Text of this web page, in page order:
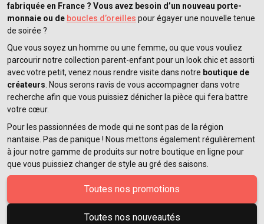
fabriquée en France ? Vous avez besoin d’un nouveau porte-
monnaie ou de boucles d’oreilles pour égayer une nouvelle tenue
de soirée ?
Que vous soyez un homme ou une femme, ou que vous vouliez
parcourir notre collection parent-enfant pour un look chic et assorti
avec votre petit, venez nous rendre visite dans notre boutique de
créateurs. Nous serons ravis de vous accompagner dans votre
recherche afin que vous puissiez dénicher la pièce qui fera battre
votre cœur.
Pour les passionnées de mode qui ne sont pas de la région
nantaise. Pas de panique ! Nous mettons également régulièrement
à jour notre gamme de produits sur notre boutique en ligne pour
que vous puissiez changer de style au gré des saisons.
Toutes nos promotions
Toutes nos nouveautés